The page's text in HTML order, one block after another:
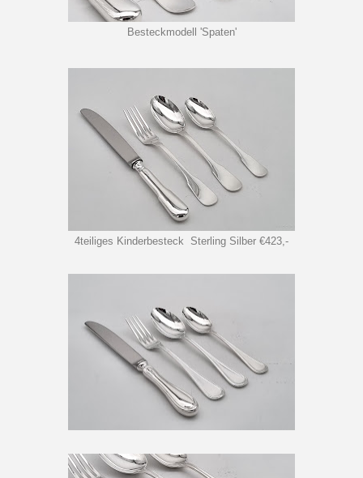
Besteckmodell 'Spaten'
4teiliges Kinderbesteck Sterling Silber €423,-